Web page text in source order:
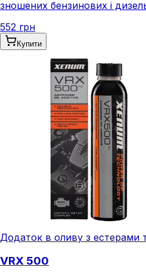
зношених бензинових і
552 грн
Купити
Додаток в оливу з естерами
VRX 500